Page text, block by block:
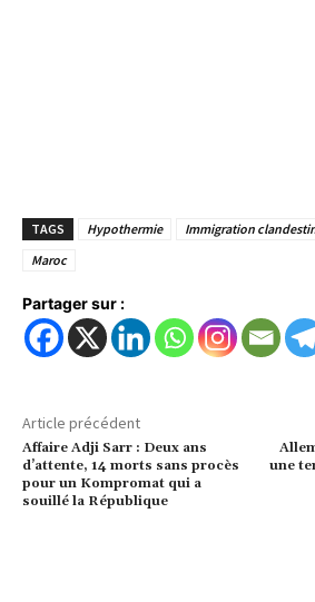
TAGS Hypothermie Immigration
Maroc
Partager sur :
Article précédent
Affaire Adji Sarr : Deux ans
d’attente, 14 morts sans procès
pour un Kompromat qui a
souillé la République
une